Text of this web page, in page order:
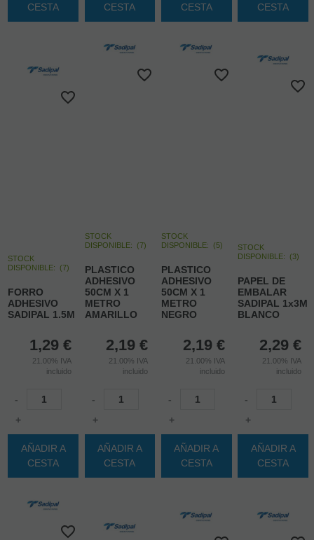
CESTA
CESTA
CESTA
CESTA
STOCK
DISPONIBLE: (7)
FORRO
ADHESIVO
SADIPAL 1.5M
1,29 €
21.00% IVA
incluido
-
+
AÑADIR A
CESTA
STOCK
DISPONIBLE:
(7)
PLASTICO
ADHESIVO
50CM X 1
METRO
AMARILLO
2,19 €
21.00% IVA
incluido
-
+
AÑADIR A
CESTA
STOCK
DISPONIBLE: (5)
PLASTICO
ADHESIVO
50CM X 1
METRO
NEGRO
2,19 €
21.00% IVA
incluido
-
+
AÑADIR A
CESTA
STOCK
DISPONIBLE: (3)
PAPEL DE
EMBALAR
SADIPAL 1x3M
BLANCO
2,29 €
21.00% IVA
incluido
-
+
AÑADIR A
CESTA